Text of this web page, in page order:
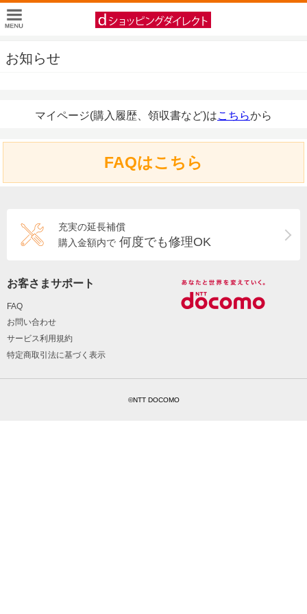
お知らせ
マイページ(購入履歴、領収書など)はこちらから
FAQはこちら
充実の延長補償
購入金額内で 何度でも修理OK
お客さまサポート
FAQ
お問い合わせ
サービス利用規約
特定商取引法に基づく表示
©NTT DOCOMO